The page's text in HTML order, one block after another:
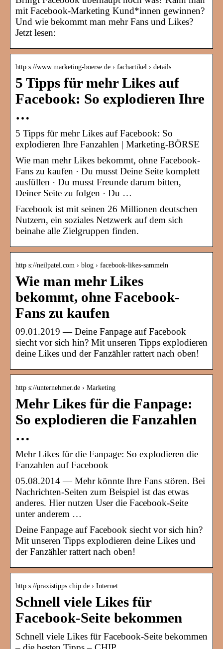
mit Facebook-Marketing Kund*innen gewinnen?
Und wie bekommt man mehr Fans und Likes?
Jetzt lesen:
http s://www.marketing-boerse.de › fachartikel › details
5 Tipps für mehr Likes auf
Facebook: So explodieren Ihre
…
5 Tipps für mehr Likes auf Facebook: So
explodieren Ihre Fanzahlen | Marketing-BÖRSE
Wie man mehr Likes bekommt, ohne Facebook-
Fans zu kaufen · Du musst Deine Seite komplett
ausfüllen · Du musst Freunde darum bitten,
Deiner Seite zu folgen · Du …
Facebook ist mit seinen 26 Millionen deutschen
Nutzern, ein soziales Netzwerk auf dem sich
beinahe alle Zielgruppen finden.
http s://neilpatel.com › blog › facebook-likes-sammeln
Wie man mehr Likes
bekommt, ohne Facebook-
Fans zu kaufen
09.01.2019 — Deine Fanpage auf Facebook
siecht vor sich hin? Mit unseren Tipps explodieren
deine Likes und der Fanzähler rattert nach oben!
http s://unternehmer.de › Marketing
Mehr Likes für die Fanpage:
So explodieren die Fanzahlen
…
Mehr Likes für die Fanpage: So explodieren die
Fanzahlen auf Facebook
05.08.2014 — Mehr könnte Ihre Fans stören. Bei
Nachrichten-Seiten zum Beispiel ist das etwas
anderes. Hier nutzen User die Facebook-Seite
unter anderem …
Deine Fanpage auf Facebook siecht vor sich hin?
Mit unseren Tipps explodieren deine Likes und
der Fanzähler rattert nach oben!
http s://praxistipps.chip.de › Internet
Schnell viele Likes für
Facebook-Seite bekommen
Schnell viele Likes für Facebook-Seite bekommen